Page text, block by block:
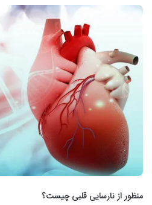
منظور از نارسایی قلبی چیست؟